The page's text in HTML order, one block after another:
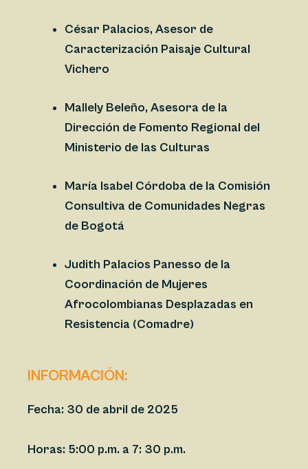
César Palacios, Asesor de
Caracterización Paisaje Cultural
Vichero
Mallely Beleño, Asesora de la
Dirección de Fomento Regional del
Ministerio de las Culturas
María Isabel Córdoba de la Comisión
Consultiva de Comunidades Negras
de Bogotá
Judith Palacios Panesso de la
Coordinación de Mujeres
Afrocolombianas Desplazadas en
Resistencia (Comadre)
INFORMACIÓN:
Fecha: 30 de abril de 2025
Horas: 5:00 p.m. a 7: 30 p.m.